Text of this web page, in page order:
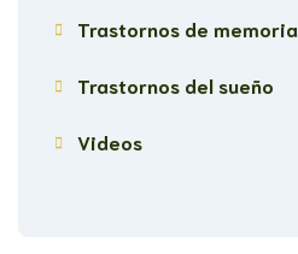
Trastornos de memoria
Trastornos del sueño
Videos